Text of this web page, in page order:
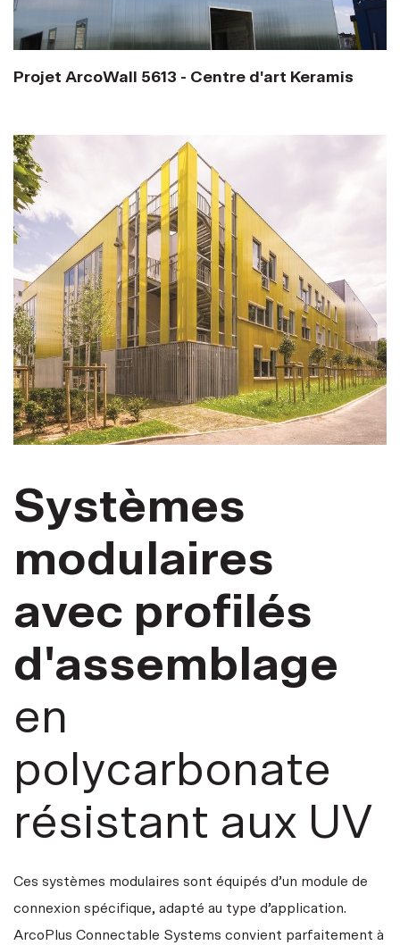
Projet ArcoWall 5613 - Centre d'art Keramis
Systèmes
modulaires
avec profilés
d'assemblage
en
polycarbonate
résistant aux UV
Ces systèmes modulaires sont équipés d’un module de
connexion spécifique, adapté au type d’application.
ArcoPlus Connectable Systems convient parfaitement à